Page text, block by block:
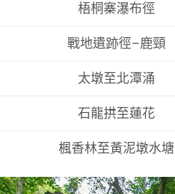
梧桐寨瀑布徑
戰地遺跡徑–鹿頸
太墩至北潭涌
石龍拱至蓮花
楓香林至黃泥墩水塘